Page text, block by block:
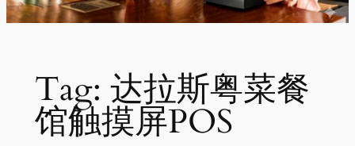
Tag: 达拉斯粤菜餐
馆触摸屏POS